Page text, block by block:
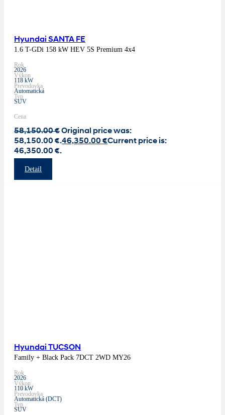
Hyundai SANTA FE
1.6 T-GDi 158 kW HEV 5S Premium 4x4
Rok
2026
Výkon
118 kW
Prevodovka
Automatická
Typ
SUV
Cena
58,150.00€Original price was:
58,150.00 €.46,350.00 €Current price is:
46,350.00 €.
Detail
Hyundai TUCSON
Family + Black Pack 7DCT 2WD MY26
Rok
2026
Výkon
110 kW
Prevodovka
Automatická (DCT)
Typ
SUV